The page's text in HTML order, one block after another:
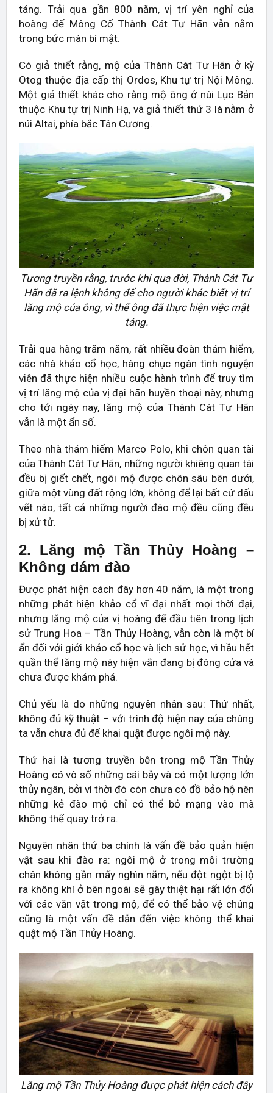
táng. Trải qua gần 800 năm, vị trí yên nghỉ của
hoàng đế Mông Cổ Thành Cát Tư Hãn vẫn nằm
trong bức màn bí mật.
Có giả thiết rằng, mộ của Thành Cát Tư Hãn ở kỳ
Otog thuộc địa cấp thị Ordos, Khu tự trị Nội Mông.
Một giả thiết khác cho rằng mộ ông ở núi Lục Bản
thuộc Khu tự trị Ninh Hạ, và giả thiết thứ 3 là nằm ở
núi Altai, phía bắc Tân Cương.
Tương truyền rằng, trước khi qua đời, Thành Cát Tư
Hãn đã ra lệnh không để cho người khác biết vị trí
lăng mộ của ông, vì thế ông đã thực hiện việc mật
táng.
Trải qua hàng trăm năm, rất nhiều đoàn thám hiểm,
các nhà khảo cổ học, hàng chục ngàn tình nguyện
viên đã thực hiện nhiều cuộc hành trình để truy tìm
vị trí lăng mộ của vị đại hãn huyền thoại này, nhưng
cho tới ngày nay, lăng mộ của Thành Cát Tư Hãn
vẫn là một ẩn số.
Theo nhà thám hiểm Marco Polo, khi chôn quan tài
của Thành Cát Tư Hãn, những người khiêng quan tài
đều bị giết chết, ngôi mộ được chôn sâu bên dưới,
giữa một vùng đất rộng lớn, không để lại bất cứ dấu
vết nào, tất cả những người đào mộ đều cũng đều
bị xử tử.
2. Lăng mộ Tần Thủy Hoàng –
Không dám đào
Được phát hiện cách đây hơn 40 năm, là một trong
những phát hiện khảo cổ vĩ đại nhất mọi thời đại,
nhưng lăng mộ của vị hoàng đế đầu tiên trong lịch
sử Trung Hoa – Tần Thủy Hoàng, vẫn còn là một bí
ẩn đối với giới khảo cổ học và lịch sử học, vì hầu hết
quần thể lăng mộ này hiện vẫn đang bị đóng cửa và
chưa được khám phá.
Chủ yếu là do những nguyên nhân sau: Thứ nhất,
không đủ kỹ thuật – với trình độ hiện nay của chúng
ta vẫn chưa đủ để khai quật được ngôi mộ này.
Thứ hai là tương truyền bên trong mộ Tần Thủy
Hoàng có vô số những cái bẫy và có một lượng lớn
thủy ngân, bởi vì thời đó còn chưa có đồ bảo hộ nên
những kẻ đào mộ chỉ có thể bỏ mạng vào mà
không thể quay trở ra.
Nguyên nhân thứ ba chính là vấn đề bảo quản hiện
vật sau khi đào ra: ngôi mộ ở trong môi trường
chân không gần mấy nghìn năm, nếu đột ngột bị lộ
ra không khí ở bên ngoài sẽ gây thiệt hại rất lớn đối
với các văn vật trong mộ, để có thể bảo vệ chúng
cũng là một vấn đề dẫn đến việc không thể khai
quật mộ Tần Thủy Hoàng.
Lăng mộ Tần Thủy Hoàng được phát hiện cách đây